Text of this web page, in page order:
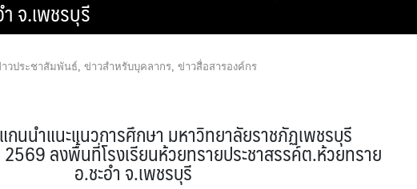
จ.เพชรบุรี
วประชาสัมพันธ์, ข่าวสำหรับบุคลากร, ข่าวสื่อสารองค์กร
นนำแนะแนวการศึกษา มหาวิทยาลัยราชภัฏเพชรบุรี
2569 ลงพื้นที่โรงเรียนห้วยทรายประชาสรรค์ต.ห้วยทราย
อ.ชะอำ จ.เพชรบุรี